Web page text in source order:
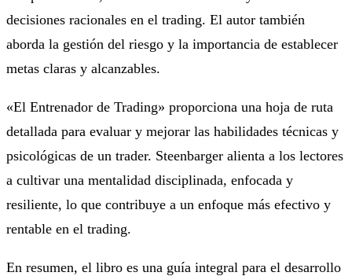
decisiones racionales en el trading. El autor también
aborda la gestión del riesgo y la importancia de establecer
metas claras y alcanzables.
«El Entrenador de Trading» proporciona una hoja de ruta
detallada para evaluar y mejorar las habilidades técnicas y
psicológicas de un trader. Steenbarger alienta a los lectores
a cultivar una mentalidad disciplinada, enfocada y
resiliente, lo que contribuye a un enfoque más efectivo y
rentable en el trading.
En resumen, el libro es una guía integral para el desarrollo